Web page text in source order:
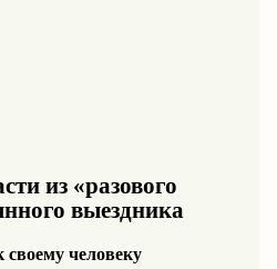
из «разового
выездника
своему человеку